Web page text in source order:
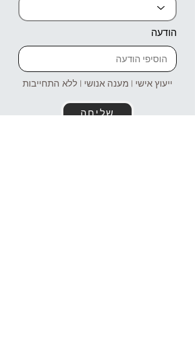
הודעה
ייעוץ אישי | מענה אנושי | ללא התחייבות
שליחה